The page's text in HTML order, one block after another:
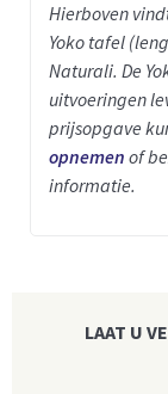
Hierboven
Yoko tafel
Naturali. De
uitvoeringen
prijsopgave
opnemen of
informatie.
LAAT U